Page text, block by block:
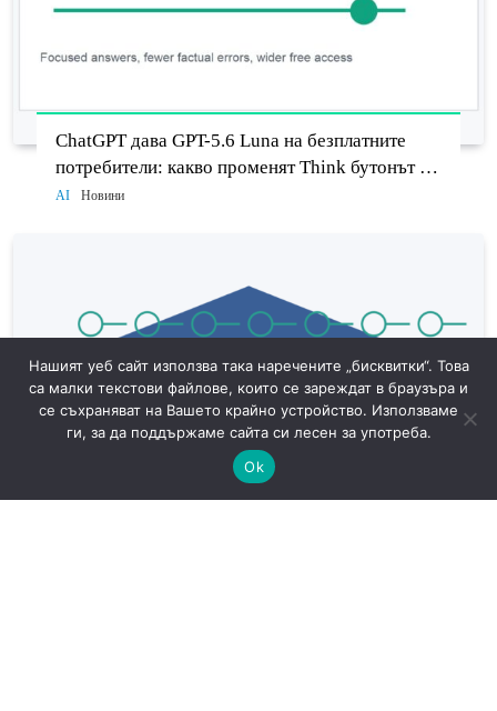
ChatGPT дава GPT-5.6 Luna на безплатните
потребители: какво променят Think бутонът и
новият Sol
AI Новини
Нашият уеб сайт използва така наречените „бисквитки“. Това
са малки текстови файлове, които се зареждат в браузъра и
се съхраняват на Вашето крайно устройство. Използваме
ги, за да поддържаме сайта си лесен за употреба.
Ok